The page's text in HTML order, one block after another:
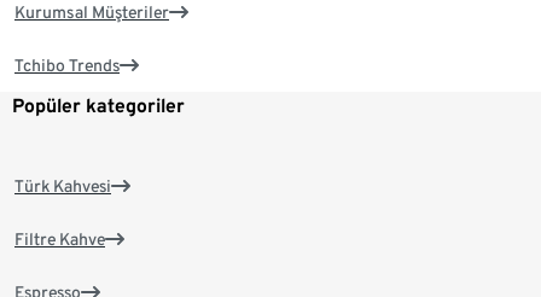
Kurumsal Müşteriler
Tchibo Trends
Popüler kategoriler
Türk Kahvesi
Filtre Kahve
Espresso